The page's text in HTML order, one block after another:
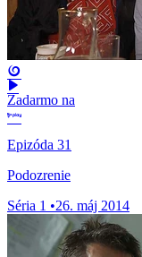
Zadarmo na
Epizóda 31
Podozrenie
Séria 1 •26. máj 2014